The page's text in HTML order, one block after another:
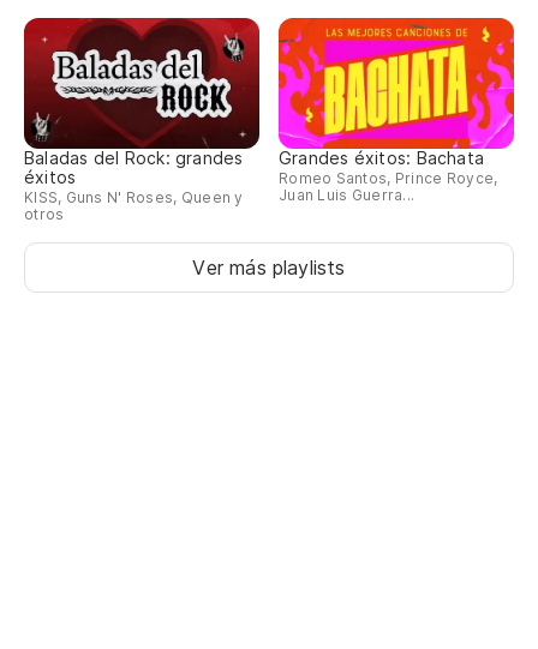
Baladas del Rock: grandes
éxitos
KISS, Guns N' Roses, Queen y
otros
Grandes éxitos: Bachata
Romeo Santos, Prince Royce,
Juan Luis Guerra...
Ver más playlists